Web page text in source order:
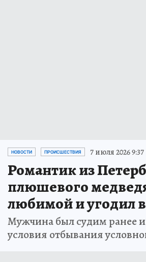
НОВОСТИ ПРОИСШЕСТВИЯ 7 июля 2026 9:37
Романтик из
плюшевого
любимой и угодил
Мужчина был судим ранее
условия отбывания